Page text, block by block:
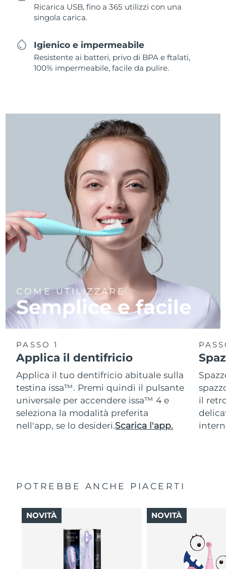
Ricarica USB, fino a 365 utilizzi con una
singola carica.
Igienico e impermeabile
Resistente ai batteri, privo di BPA e ftalati,
100% impermeabile, facile da pulire.
COME UTILIZZARE
Semplice e facile
PASSO 1
Applica il dentifricio
Applica il tuo dentifricio abituale sulla
testina issa™. Premi quindi il pulsante
universale per accendere issa™ 4 e
seleziona la modalità preferita
nell'app, se lo desideri.Scarica l'app.
il
POTREBBE ANCHE PIACERTI
NOVITÀ NOVITÀ